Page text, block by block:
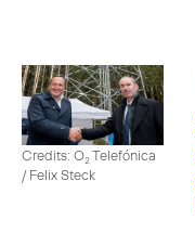
Credits: O2Telefónica
/ Felix Steck